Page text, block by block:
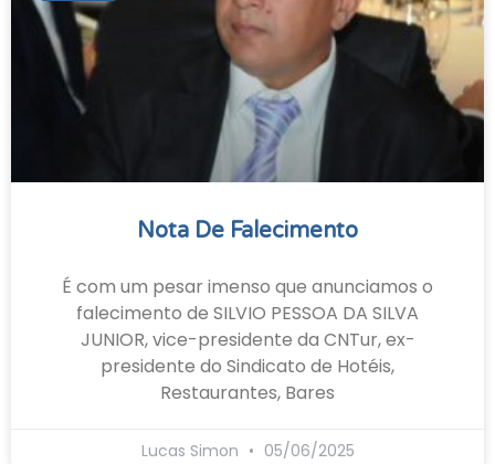
Nota De Falecimento
É com um pesar imenso que anunciamos o
falecimento de SILVIO PESSOA DA SILVA
JUNIOR, vice-presidente da CNTur, ex-
presidente do Sindicato de Hotéis,
Restaurantes, Bares
Lucas Simon 05/06/2025